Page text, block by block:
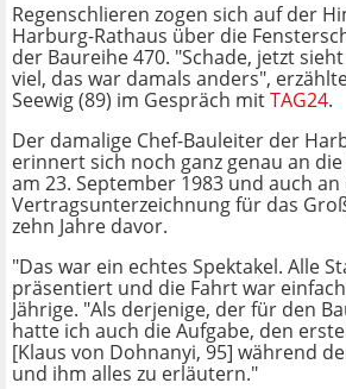
Regenschlieren zogen sich auf der
Harburg-Rathaus über die
der Baureihe 470. "Schade, jetzt
viel, das war damals anders",
Seewig (89) im Gespräch mitTAG24.
Der damalige Chef-Bauleiter der
erinnert sich noch ganz genau an
am 23. September 1983 und auch an
Vertragsunterzeichnung für das
zehn Jahre davor.
"Das war ein echtes Spektakel. Alle
präsentiert und die Fahrt war
Jährige. "Als derjenige, derfür den
hatte ich auch die Aufgabe, den
[Klaus von Dohnanyi, 95] während
und ihm alles zu erläutern."